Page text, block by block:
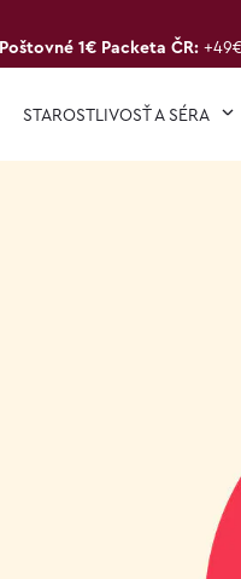
Poštovné 1€ Packeta ČR:
STAROSTLIVOSŤ A SÉRA